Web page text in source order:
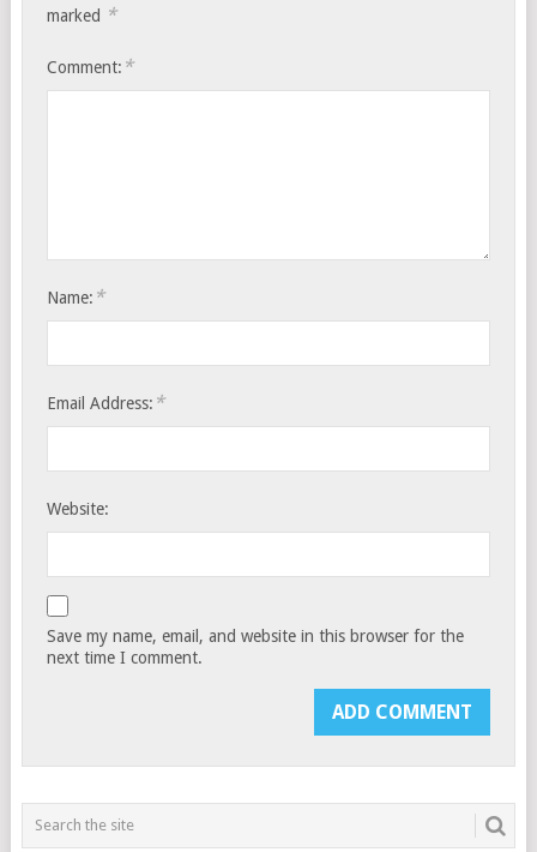
marked *
Comment: *
Name: *
Email Address: *
Website:
Save my name, email, and website in this browser for the
next time I comment.